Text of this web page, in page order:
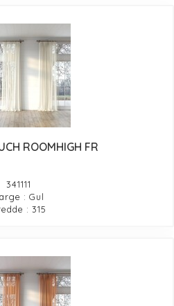
ROOMHIGH FR
341111
: Gul
: 315